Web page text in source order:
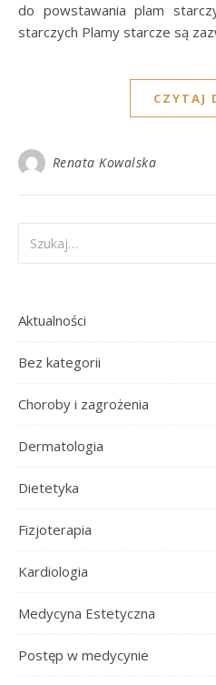
do powstawania plam
starczych Plamy starcze są
CZYTAJ
Renata Kowalska
Aktualności
Bez kategorii
Choroby i zagrożenia
Dermatologia
Dietetyka
Fizjoterapia
Kardiologia
Medycyna Estetyczna
Postęp w medycynie